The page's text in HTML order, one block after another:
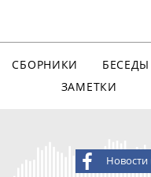
СБОРНИКИ БЕСЕДЫ
ЗАМЕТКИ
Новости